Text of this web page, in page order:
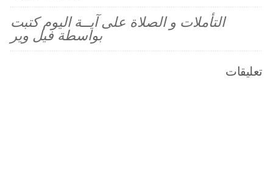
التأملات و الصلاة على آيــة اليوم كتبت
بواسطة فيل وير
تعليقات